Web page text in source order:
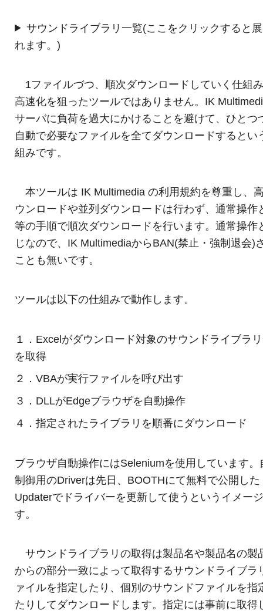
サウンドライブラリ一覧(ここをクリックすると
れます。)
1ファイルづつ、順次ダウンロードしていく仕組
高速化を狙ったツールではありません。IK
サーバに負荷を過大にかけることを避けて、ひとつ
自動で必要なファイルを全てダウンロードするとい
組みです。
本ツールは IK Multimedia の利用規約を尊重し、
ウンロードや並列ダウンロードは行わず、通常操作
等の手順で順次ダウンロードを行います。通常操作
じなので、IK MultimediaからBAN(禁止・強制退会)
ことも無いです。
ツールは以下の仕組みで動作します。
１．Excelがダウンロード対象のサウンドライブラ
を取得
２．VBAが実行ファイルを呼び出す
３．DLLがEdgeブラウザを自動操作
４．指定されたライブラリを順番にダウンロード
ブラウザ自動操作にはSeleniumを使用しています。
制御用のDriverは先日、BOOTHにて無料で公開した
Updaterでドライバーを更新して使うというイメー
す。
サウンドライブラリの取得は製品名や製品名の製
からの部分一致によって取得するサウンドライブラ
ァイルを指定したり、個別のサウンドファイルを指
たりしてダウンロードします。指定には事前に取得